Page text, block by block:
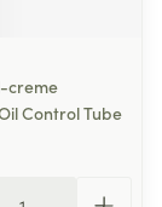
creme
Control Tube